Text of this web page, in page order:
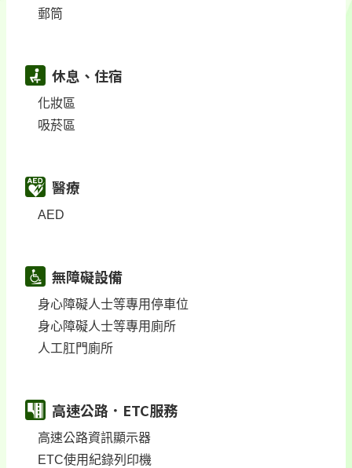
郵筒
休息、住宿
化妝區
吸菸區
醫療
AED
無障礙設備
身心障礙人士等專用停車位
身心障礙人士等專用廁所
人工肛門廁所
高速公路．ETC服務
高速公路資訊顯示器
ETC使用紀錄列印機